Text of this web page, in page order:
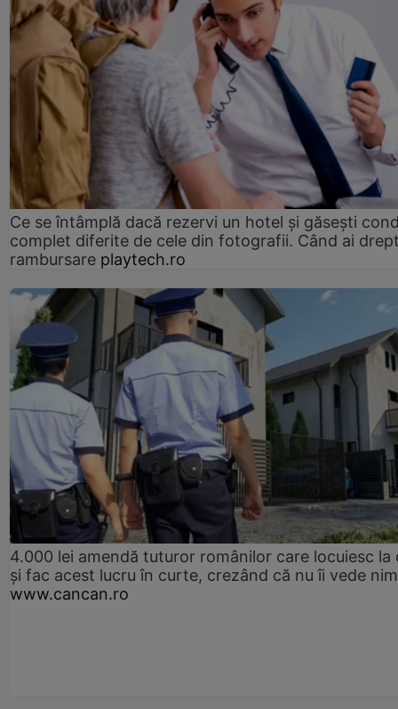
Ce se întâmplă dacă rezervi un hotel și găsești
complet diferite de cele din fotografii. Când ai
rambursare playtech.ro
4.000 lei amendă tuturor românilor care locuiesc la
și fac acest lucru în curte, crezând că nu îi vede
www.cancan.ro